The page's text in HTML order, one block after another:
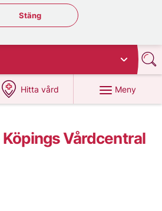
Stäng regionsväljaren
Stäng
Hitta vård
på 1177.se
Meny
Vårdcentral